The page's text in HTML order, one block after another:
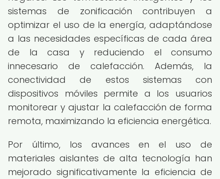
sistemas de zonificación contribuyen a
optimizar el uso de la energía, adaptándose
a las necesidades específicas de cada área
de la casa y reduciendo el consumo
innecesario de calefacción. Además, la
conectividad de estos sistemas con
dispositivos móviles permite a los usuarios
monitorear y ajustar la calefacción de forma
remota, maximizando la eficiencia energética.
Por último, los avances en el uso de
materiales aislantes de alta tecnología han
mejorado significativamente la eficiencia de